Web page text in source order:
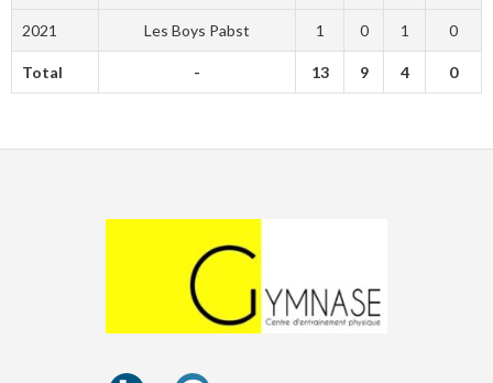
2021 Les Boys Pabst 1 0 1 0
Total - 13 9 4 0